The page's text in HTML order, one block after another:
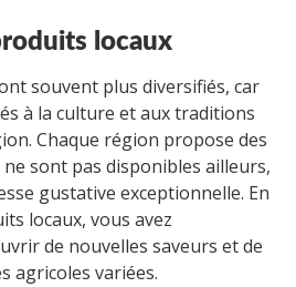
locaux
souvent plus diversifiés, car
à la culture et aux traditions
Chaque région propose des
sont pas disponibles ailleurs,
gustative exceptionnelle. En
locaux, vous avez
de nouvelles saveurs et de
agricoles variées.